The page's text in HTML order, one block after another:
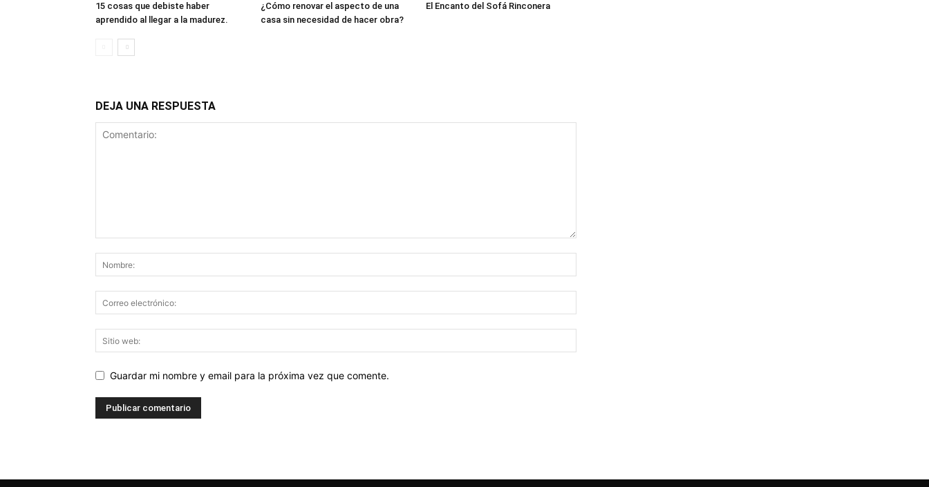
15 cosas que debiste haber
aprendido al llegar a la madurez.
¿Cómo renovar el aspecto de una
casa sin necesidad de hacer obra?
El Encanto del Sofá Rinconera
DEJA UNA RESPUESTA
Guardar mi nombre y email para la próxima vez que comente.